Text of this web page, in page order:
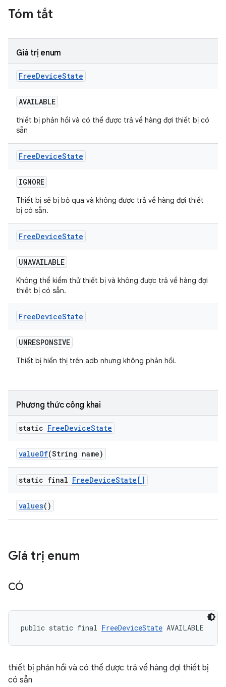
Tóm tắt
Giá trị enum
FreeDeviceState
AVAILABLE
thiết bị phản hồi và có thể được trả về hàng đợi thiết bị có
sẵn
FreeDeviceState
IGNORE
Thiết bị sẽ bị bỏ qua và không được trả về hàng đợi thiết
bị có sẵn.
FreeDeviceState
UNAVAILABLE
Không thể kiểm thử thiết bị và không được trả về hàng đợi
thiết bị có sẵn.
FreeDeviceState
UNRESPONSIVE
Thiết bị hiển thị trên adb nhưng không phản hồi.
Phương thức công khai
static FreeDeviceState
valueOf(String name)
static final FreeDeviceState[]
values()
Giá trị enum
CÓ
public static final FreeDeviceState AVAILABLE
thiết bị phản hồi và có thể được trả về hàng đợi thiết bị
có sẵn